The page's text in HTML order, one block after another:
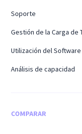
Soporte
Gestión de la Carga de
Utilización del Software
Análisis de capacidad
COMPARAR